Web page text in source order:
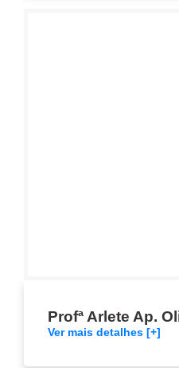
Profª Arlete Ap.
Ver mais detalhes [+]